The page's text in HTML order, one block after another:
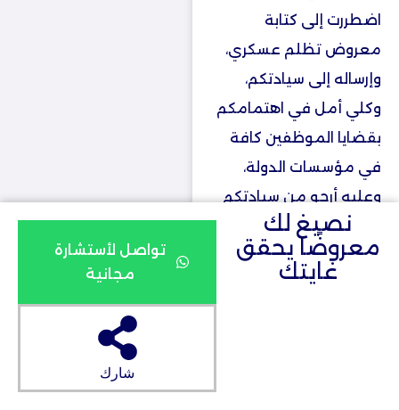
اضطررت إلى كتابة
معروض تظلم عسكري،
وإرساله إلى سيادتكم،
وكلي أمل في اهتمامكم
بقضايا الموظفين كافة
في مؤسسات الدولة،
وعليه أرجو من سيادتكم
تكرمًا النظر في الموضوع،
والتوجيه بما يلزم، وفقًا
للمصلحة العامة، وبما لا
نصيغ لك
معروضًا يحقق
غايتك
تواصل لأستشارة
مجانية
شارك